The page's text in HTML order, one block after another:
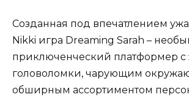
Созданная под впечатлением
Nikki игра Dreaming Sarah –
приключенческий платформер с
головоломки, чарующим
обширным ассортиментом